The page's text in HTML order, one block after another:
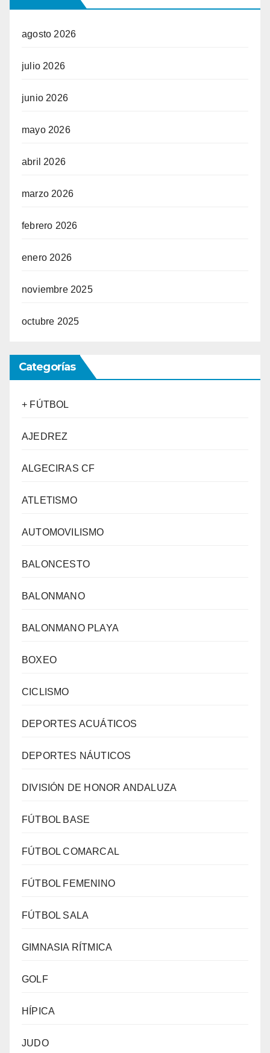
agosto 2026
julio 2026
junio 2026
mayo 2026
abril 2026
marzo 2026
febrero 2026
enero 2026
noviembre 2025
octubre 2025
Categorías
+ FÚTBOL
AJEDREZ
ALGECIRAS CF
ATLETISMO
AUTOMOVILISMO
BALONCESTO
BALONMANO
BALONMANO PLAYA
BOXEO
CICLISMO
DEPORTES ACUÁTICOS
DEPORTES NÁUTICOS
DIVISIÓN DE HONOR ANDALUZA
FÚTBOL BASE
FÚTBOL COMARCAL
FÚTBOL FEMENINO
FÚTBOL SALA
GIMNASIA RÍTMICA
GOLF
HÍPICA
JUDO